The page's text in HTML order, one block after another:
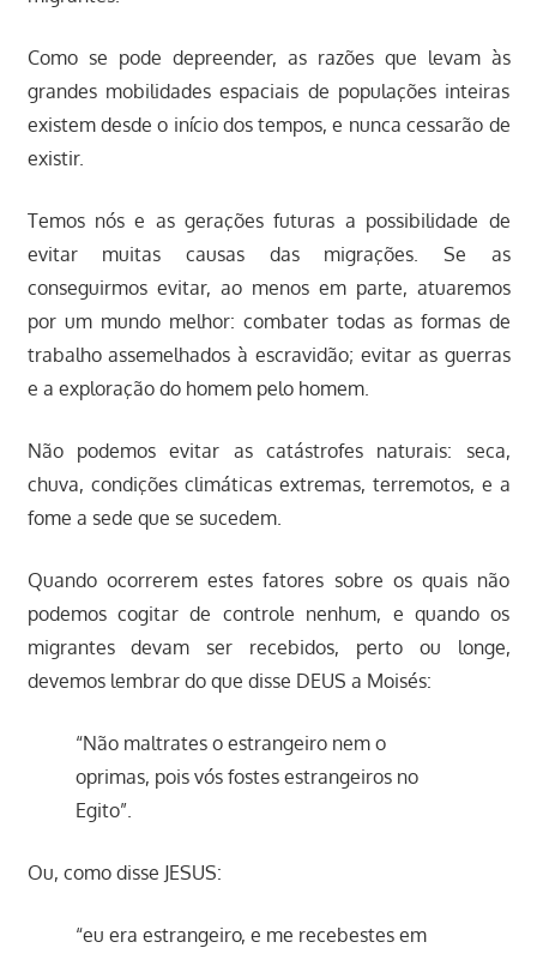
Como se pode depreender, as razões que levam às
grandes mobilidades espaciais de populações inteiras
existem desde o início dos tempos, e nunca cessarão de
existir.
Temos nós e as gerações futuras a possibilidade de
evitar muitas causas das migrações. Se as
conseguirmos evitar, ao menos em parte, atuaremos
por um mundo melhor: combater todas as formas de
trabalho assemelhados à escravidão; evitar as guerras
e a exploração do homem pelo homem.
Não podemos evitar as catástrofes naturais: seca,
chuva, condições climáticas extremas, terremotos, e a
fome a sede que se sucedem.
Quando ocorrerem estes fatores sobre os quais não
podemos cogitar de controle nenhum, e quando os
migrantes devam ser recebidos, perto ou longe,
devemos lembrar do que disse DEUS a Moisés:
“Não maltrates o estrangeiro nem o
oprimas, pois vós fostes estrangeiros no
Egito”.
Ou, como disse JESUS:
“eu era estrangeiro, e me recebestes em